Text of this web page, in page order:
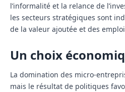
l’informalité et la relance de
les secteurs stratégiques sont
de la valeur ajoutée et des
Un choix
La domination des micro-
mais le résultat de politiques